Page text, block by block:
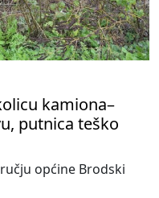
kamiona–
putnica teško
općine Brodski